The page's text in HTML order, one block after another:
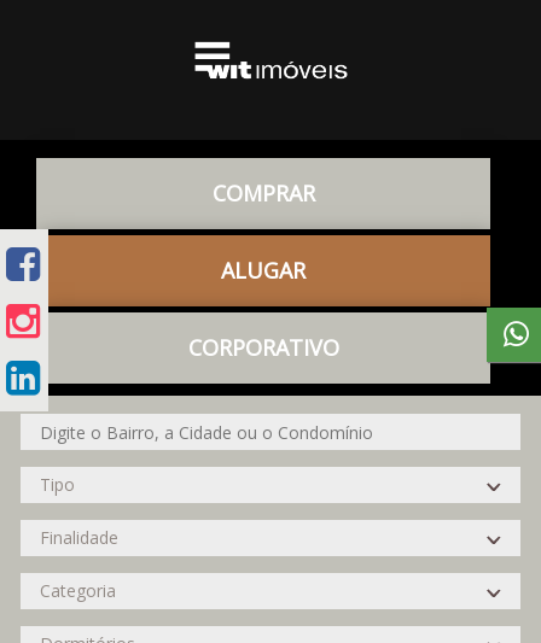
COMPRAR
ALUGAR
CORPORATIVO